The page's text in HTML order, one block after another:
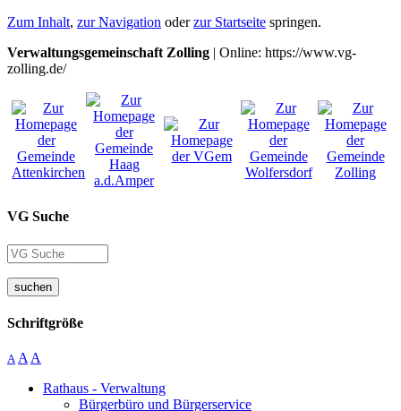
Zum Inhalt, zur Navigation oderzur Startseite springen.
Verwaltungsgemeinschaft Zolling | Online: https://www.vg-
zolling.de/
VG Suche
suchen
Schriftgröße
A A A
Rathaus - Verwaltung
Bürgerbüro und Bürgerservice